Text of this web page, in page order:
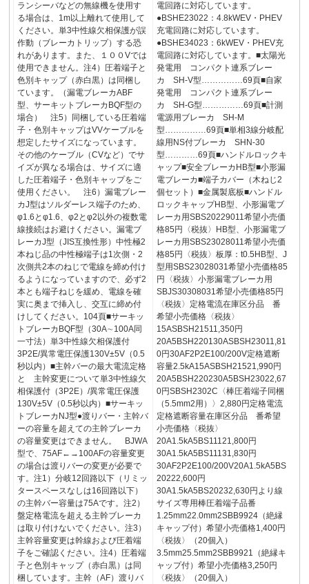
ランシーバなどの無線機を使用す
る場合は、1m以上離れて使用して
ください。単3中性線欠相保護が誤
作動（ブレーカトリップ）する恐
れがあります。また、１００Vでは
使用できません。注4）圧着端子と
色別キャップ（赤白黒）は同梱し
ています。（漏電ブレーカABF
型、サーキットブレーカBQF型の
場合） 注5）同梱している圧着端
子・色別キャップはVVケーブルを
想定したサイズになっています。
その他のケーブル（CVなど）でサ
イズが異なる場合は、サイズに適
した圧着端子・色別キャップをご
使用ください。 注6）漏電ブレー
カJ型はソルダーレス端子のため、
φ1.6とφ1.6、φ2とφ2以外の複数電
線接続はお避けください。漏電ブ
レーカJ型（JIS互換性形）中性極2
本ねじ品の中性極端子は1次側・2
次側共2本のねじで電線を締め付け
るようになっていますので、必ず2
本とも端子ねじを緩め、電線を確
実に奥まで挿入し、交互に締め付
けしてください。104頁■サーキッ
トブレーカBQF型（30A∼100A同
一寸法）単3中性線欠相保護付
3P2E/異常電圧保護130V±5V（0.5
秒以内）■主幹バーの最大電流定格
と 主幹変更について単3中性線欠
相保護付（3P2E）/異常電圧保護
130V±5V（0.5秒以内）■サーキッ
トブレーカNJ型●渡りバー・主幹バ
ーの容量を超えての主幹ブレーカ
の容量変更はできません。 BJWA
型で、75AF←→100AFの容量変更
の場合は渡りバーの変更が必要で
す。注1）分岐12回路以下（リミッ
タースペースなしは16回路以下）
の主幹バー容量は75Aです。注2）
盤定格電流を超える主幹ブレーカ
は取り付けないでください。注3）
主幹容量変更は幹線および圧着端
子をご確認ください。注4）圧着端
子と色別キャップ（赤白黒）は同
梱しています。主幹（AF）渡りバ
電回路に対応しています。
●BSHE23022：4.8kWEV・PHEV
充電回路に対応しています。
●BSHE34023：6kWEV・PHEV充
電回路に対応しています。■太陽光
発電用 コンパクト連系ブレー
カ SH-V型……………69頁■自家
発電用 コンパクト連系ブレー
カ SH-G型……………69頁■計測
電源用ブレーカ SH-M
型……………69頁■単相3線分岐配
線用NS付ブレーカ SHN-30
型…………69頁■ハンドルロックキ
ャップ■安全ブレーカHB型■小形漏
電ブレーカ■端子カバー（木ねじ2
個セット）■金属製底板■ハンドル
ロックキャップHB型、小形漏電ブ
レーカ用SBS20229011希望小売価
格85円〈税抜〉HB型、小形漏電ブ
レーカ用SBS23028011希望小売価
格85円〈税抜〉板厚：t0.5HB型、J
型用SBS23028031希望小売価格85
円〈税抜〉小形漏電ブレーカ用
SBJS30308031希望小売価格85円
〈税抜〉定格電流在庫区分品 番
希望小売価格〈税抜〉
15ASBSH21511,350円
20A5BSH220130ASBSH23011,81
0円30AF2P2E100/200V定格遮断
容量2.5kA15ASBSH21521,990円
20A5BSH220230A5BSH23022,67
0円SBSH2302C〈棒圧着端子同梱
（5.5mm2用）〉2,880円定格電流
定格遮断容量在庫区分品 番希望
小売価格〈税抜〉
20A1.5kA5BS11121,800円
30A1.5kA5BS11131,830円
30AF2P2E100/200V20A1.5kA5BS
20222,600円
30A1.5kA5BS20232,630円より線
サイズ専用棒圧着端子品番
1.25mm22.0mm2SBB9924（絶縁
キャップ付）希望小売価格1,400円
〈税抜〉（20個入）
3.5mm25.5mm2SBB9921（絶縁キ
ャップ付）希望小売価格3,250円
〈税抜〉（20個入）